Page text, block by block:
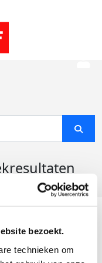
bezoekt.
technieken om